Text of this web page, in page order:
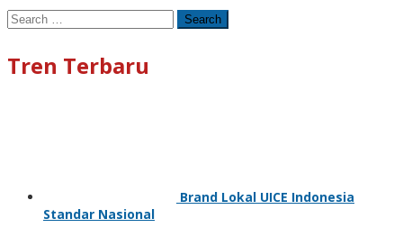
Search
for:
Tren Terbaru
Brand Lokal UICE Indonesia
Standar Nasional